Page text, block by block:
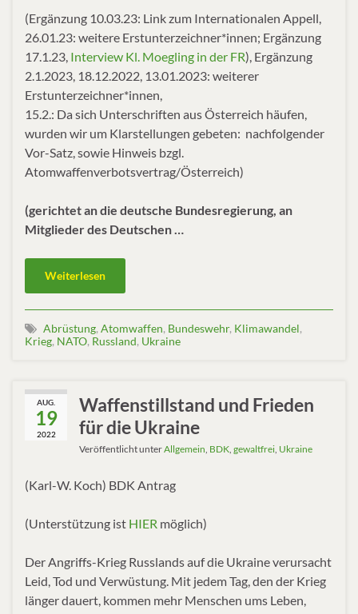
(Ergänzung 10.03.23: Link zum Internationalen Appell,
26.01.23: weitere Erstunterzeichner*innen; Ergänzung
17.1.23, Interview Kl. Moegling in der FR), Ergänzung
2.1.2023, 18.12.2022, 13.01.2023: weiterer
Erstunterzeichner*innen,
15.2.: Da sich Unterschriften aus Österreich häufen,
wurden wir um Klarstellungen gebeten: nachfolgender
Vor-Satz, sowie Hinweis bzgl.
Atomwaffenverbotsvertrag/Österreich)
(gerichtet an die deutsche Bundesregierung, an
Mitglieder des Deutschen …
Weiterlesen
Abrüstung, Atomwaffen, Bundeswehr, Klimawandel,
Krieg, NATO, Russland, Ukraine
AUG.
19
2022
Waffenstillstand und Frieden
für die Ukraine
Veröffentlicht unterAllgemein BDK gewaltfrei Ukraine
(Karl-W. Koch) BDK Antrag
(Unterstützung ist HIER möglich)
Der Angriffs-Krieg Russlands auf die Ukraine verursacht
Leid, Tod und Verwüstung. Mit jedem Tag, den der Krieg
länger dauert, kommen mehr Menschen ums Leben,